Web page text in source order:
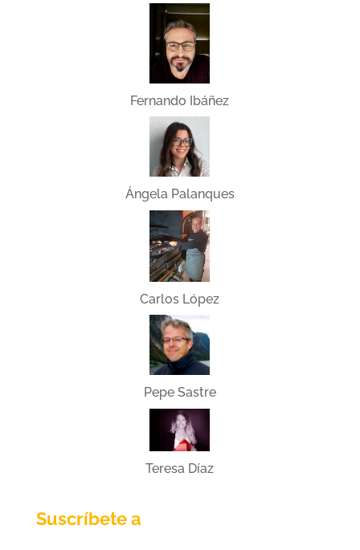
Fernando Ibáñez
Ángela Palanques
Carlos López
Pepe Sastre
Teresa Díaz
Suscríbete a